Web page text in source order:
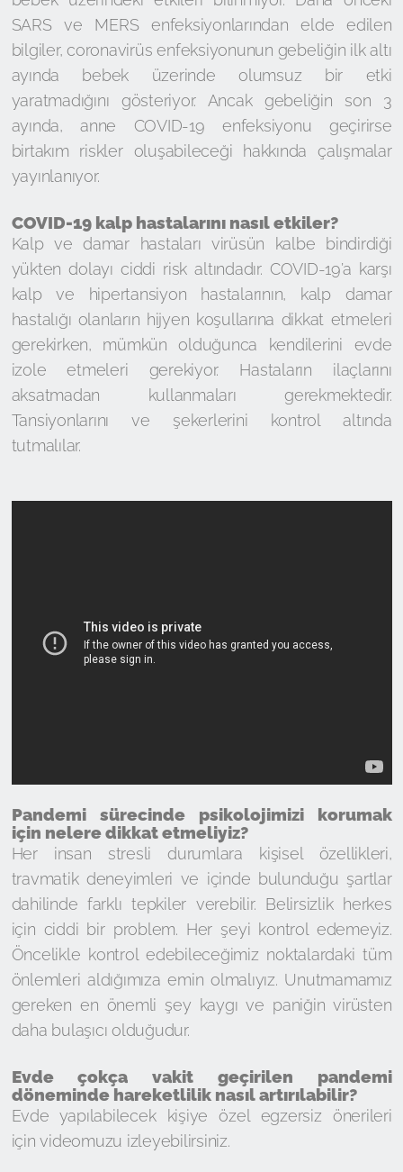
SARS ve MERS enfeksiyonlarından elde edilen
bilgiler, coronavirüs enfeksiyonunun gebeliğin ilk altı
ayında bebek üzerinde olumsuz bir etki
yaratmadığını gösteriyor. Ancak gebeliğin son 3
ayında, anne COVID-19 enfeksiyonu geçirirse
birtakım riskler oluşabileceği hakkında çalışmalar
yayınlanıyor.
COVID-19 kalp hastalarını nasıl etkiler?
Kalp ve damar hastaları virüsün kalbe bindirdiği
yükten dolayı ciddi risk altındadır. COVID-19’a karşı
kalp ve hipertansiyon hastalarının, kalp damar
hastalığı olanların hijyen koşullarına dikkat etmeleri
gerekirken, mümkün olduğunca kendilerini evde
izole etmeleri gerekiyor. Hastaların ilaçlarını
aksatmadan kullanmaları gerekmektedir.
Tansiyonlarını ve şekerlerini kontrol altında
tutmalılar.
Pandemi sürecinde psikolojimizi korumak
için nelere dikkat etmeliyiz?
Her insan stresli durumlara kişisel özellikleri,
travmatik deneyimleri ve içinde bulunduğu şartlar
dahilinde farklı tepkiler verebilir. Belirsizlik herkes
için ciddi bir problem. Her şeyi kontrol edemeyiz.
Öncelikle kontrol edebileceğimiz noktalardaki tüm
önlemleri aldığımıza emin olmalıyız. Unutmamamız
gereken en önemli şey kaygı ve paniğin virüsten
daha bulaşıcı olduğudur.
Evde çokça vakit geçirilen pandemi
döneminde hareketlilik nasıl artırılabilir?
Evde yapılabilecek kişiye özel egzersiz önerileri
için videomuzu izleyebilirsiniz.